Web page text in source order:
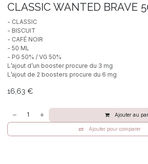
CLASSIC WANTED BRAVE
- CLASSIC
- BISCUIT
- CAFÉ NOIR
- 50 ML
- PG 50% / VG 50%
L’ajout d’un booster procure du 3 mg
L’ajout de 2 boosters procure du 6 mg
16,63 €
Ajouter au
Ajouter pour comparer